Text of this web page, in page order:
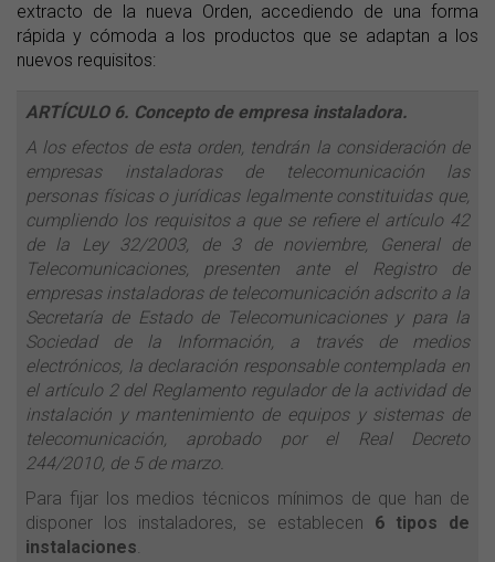
extracto de la nueva Orden, accediendo de una forma
rápida y cómoda a los productos que se adaptan a los
nuevos requisitos:
ARTÍCULO 6. Concepto de empresa instaladora.
A los efectos de esta orden, tendrán la consideración de
empresas instaladoras de telecomunicación las
personas físicas o jurídicas legalmente constituidas que,
cumpliendo los requisitos a que se refiere el artículo 42
de la Ley 32/2003, de 3 de noviembre, General de
Telecomunicaciones, presenten ante el Registro de
empresas instaladoras de telecomunicación adscrito a la
Secretaría de Estado de Telecomunicaciones y para la
Sociedad de la Información, a través de medios
electrónicos, la declaración responsable contemplada en
el artículo 2 del Reglamento regulador de la actividad de
instalación y mantenimiento de equipos y sistemas de
telecomunicación, aprobado por el Real Decreto
244/2010, de 5 de marzo.
Para fijar los medios técnicos mínimos de que han de
disponer los instaladores, se establecen 6 tipos de
instalaciones.